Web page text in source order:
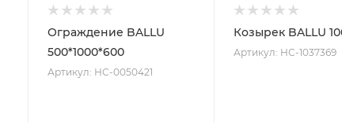
Ограждение BALLU
500*1000*600
Артикул: НС-0050421
Козырек BALLU
Артикул: НС-1037369